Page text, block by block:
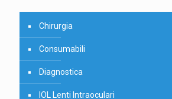
Chirurgia
Consumabili
Diagnostica
IOL Lenti Intraoculari